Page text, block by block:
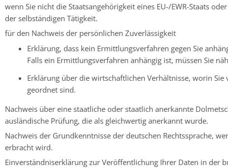
wenn Sie nicht die Staatsangehörigkeit eines EU-/EWR-Staats
der selbständigen Tätigkeit.
für den Nachweis der persönlichen Zuverlässigkeit
Erklärung, dass kein Ermittlungsverfahren gegen Sie
Falls ein Ermittlungsverfahren anhängig ist, müssen Sie
Erklärung über die wirtschaftlichen Verhältnisse, worin
geordnet sind.
Nachweis über eine staatliche oder staatlich anerkannte
ausländische Prüfung, die als gleichwertig anerkannt wurde.
Nachweis der Grundkenntnisse der deutschen Rechtssprache,
erbracht wird.
Einverständniserklärung zur Veröffentlichung Ihrer Daten in der